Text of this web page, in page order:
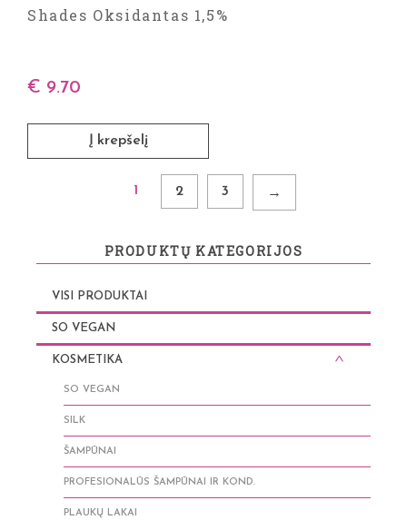
Shades Oksidantas 1,5%
€ 9.70
Į krepšelį
1 2 3 →
PRODUKTŲ KATEGORIJOS
VISI PRODUKTAI
SO VEGAN
KOSMETIKA
SO VEGAN
SILK
ŠAMPŪNAI
PROFESIONALŪS ŠAMPŪNAI IR KOND.
PLAUKŲ LAKAI